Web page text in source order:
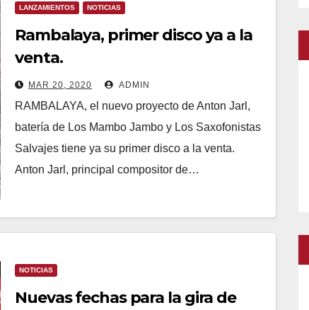
LANZAMIENTOS NOTICIAS
Rambalaya, primer disco ya a la
venta.
MAR 20, 2020 ADMIN
RAMBALAYA, el nuevo proyecto de Anton Jarl,
batería de Los Mambo Jambo y Los Saxofonistas
Salvajes tiene ya su primer disco a la venta.
Anton Jarl, principal compositor de…
NOTICIAS
Nuevas fechas para la gira de